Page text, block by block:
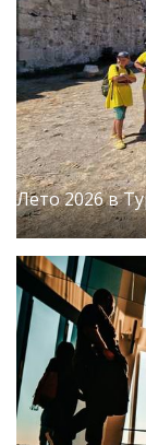
Лето 2026 в